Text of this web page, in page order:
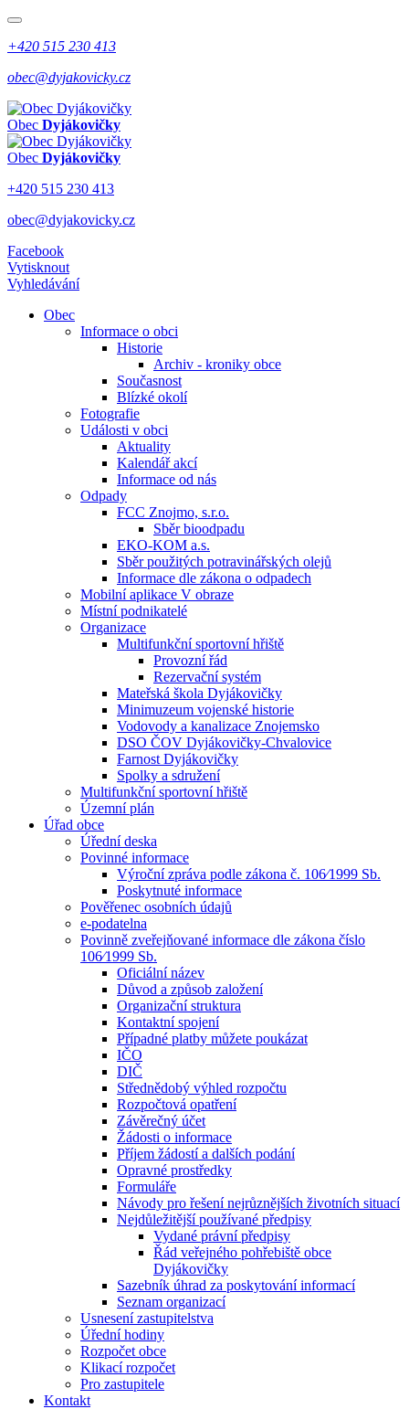
+420 515 230 413
obec@dyjakovicky.cz
Obec Dyjákovičky
Obec Dyjákovičky
+420 515 230 413
obec@dyjakovicky.cz
Facebook
Vytisknout
Vyhledávání
Obec
Informace o obci
Historie
Archiv - kroniky obce
Současnost
Blízké okolí
Fotografie
Události v obci
Aktuality
Kalendář akcí
Informace od nás
Odpady
FCC Znojmo, s.r.o.
Sběr bioodpadu
EKO-KOM a.s.
Sběr použitých potravinářských olejů
Informace dle zákona o odpadech
Mobilní aplikace V obraze
Místní podnikatelé
Organizace
Multifunkční sportovní hřiště
Provozní řád
Rezervační systém
Mateřská škola Dyjákovičky
Minimuzeum vojenské historie
Vodovody a kanalizace Znojemsko
DSO ČOV Dyjákovičky-Chvalovice
Farnost Dyjákovičky
Spolky a sdružení
Multifunkční sportovní hřiště
Územní plán
Úřad obce
Úřední deska
Povinné informace
Výroční zpráva podle zákona č. 106⁄1999 Sb.
Poskytnuté informace
Pověřenec osobních údajů
e-podatelna
Povinně zveřejňované informace dle zákona číslo
106⁄1999 Sb.
Oficiální název
Důvod a způsob založení
Organizační struktura
Kontaktní spojení
Případné platby můžete poukázat
IČO
DIČ
Střednědobý výhled rozpočtu
Rozpočtová opatření
Závěrečný účet
Žádosti o informace
Příjem žádostí a dalších podání
Opravné prostředky
Formuláře
Návody pro řešení nejrůznějších životních situací
Nejdůležitější používané předpisy
Vydané právní předpisy
Řád veřejného pohřebiště obce
Dyjákovičky
Sazebník úhrad za poskytování informací
Seznam organizací
Usnesení zastupitelstva
Úřední hodiny
Rozpočet obce
Klikací rozpočet
Pro zastupitele
Kontakt